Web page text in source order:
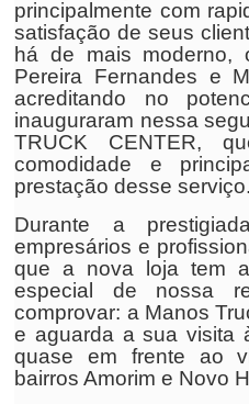
principalmente com
satisfação de seus
há de mais moderno,
Pereira Fernandes e
acreditando no
inauguraram nessa
TRUCK CENTER,
comodidade e
prestação desse serviço.
Durante a
empresários e
que a nova loja tem
especial de nossa
comprovar: a Manos
e aguarda a sua visita
quase em frente ao
bairros Amorim e Novo